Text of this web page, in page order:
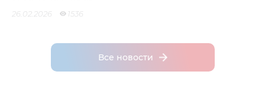
26.02.2026 1536
Все новости